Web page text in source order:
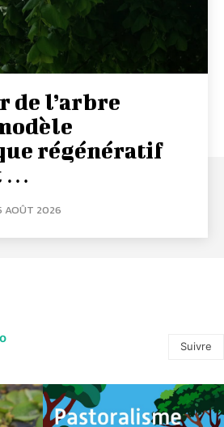
de l’arbre
régénératif
…
AOÛT 2026
Suivre